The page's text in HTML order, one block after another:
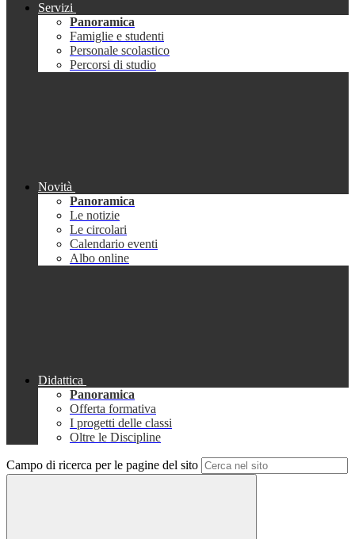
Servizi
Panoramica
Famiglie e studenti
Personale scolastico
Percorsi di studio
Novità
Panoramica
Le notizie
Le circolari
Calendario eventi
Albo online
Didattica
Panoramica
Offerta formativa
I progetti delle classi
Oltre le Discipline
Campo di ricerca per le pagine del sito